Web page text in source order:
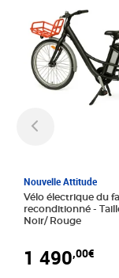
Nouvelle Attitude
Vélo électrique du
reconditionné - Taille normale -
Noir/ Rouge
1 490,00€